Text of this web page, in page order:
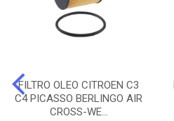
FILTRO OLEO CITROEN C3
C4 PICASSO BERLINGO AIR
CROSS-WE...